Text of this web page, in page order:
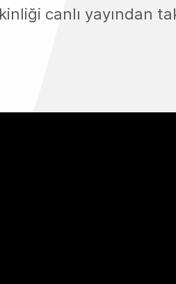
canlı yayından